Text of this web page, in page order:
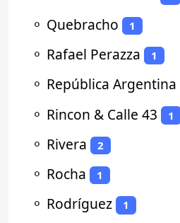
⚬ Quebracho 1
⚬ Rafael Perazza 1
⚬ República Argentina
⚬ Rincon & Calle 43 1
⚬ Rivera 2
⚬ Rocha 1
⚬ Rodríguez 1